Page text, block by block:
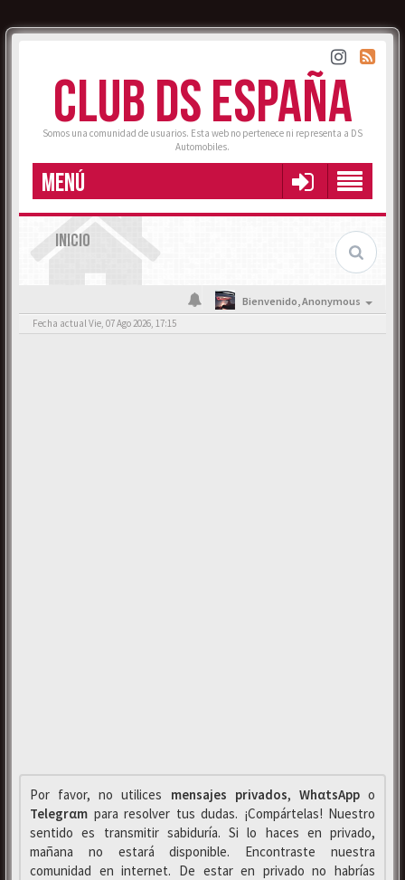
CLUB DS ESPAÑA
Somos una comunidad de usuarios. Esta web no pertenece ni representa a DS
Automobiles.
MENÚ
INICIO
Bienvenido,Anonymous
Fecha actual Vie, 07 Ago 2026, 17:15
Por favor, no utilices mensajes privados, WhαtsAppo
Telegrαm para resolver tus dudas. ¡Compártelas! Nuestro
sentido es transmitir sabiduría. Si lo haces en privado,
mañana no estará disponible. Encontraste nuestra
comunidad en internet. De estar en privado no habrías